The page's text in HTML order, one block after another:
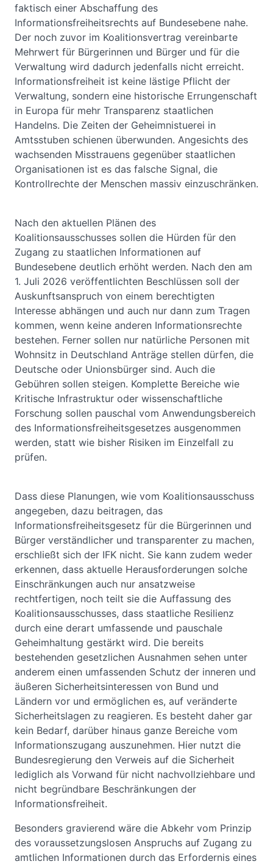
faktisch einer Abschaffung des
Informationsfreiheitsrechts auf Bundesebene nahe.
Der noch zuvor im Koalitionsvertrag vereinbarte
Mehrwert für Bürgerinnen und Bürger und für die
Verwaltung wird dadurch jedenfalls nicht erreicht.
Informationsfreiheit ist keine lästige Pflicht der
Verwaltung, sondern eine historische Errungenschaft
in Europa für mehr Transparenz staatlichen
Handelns. Die Zeiten der Geheimnistuerei in
Amtsstuben schienen überwunden. Angesichts des
wachsenden Misstrauens gegenüber staatlichen
Organisationen ist es das falsche Signal, die
Kontrollrechte der Menschen massiv einzuschränken.
Nach den aktuellen Plänen des
Koalitionsausschusses sollen die Hürden für den
Zugang zu staatlichen Informationen auf
Bundesebene deutlich erhöht werden. Nach den am
1. Juli 2026 veröffentlichten Beschlüssen soll der
Auskunftsanspruch von einem berechtigten
Interesse abhängen und auch nur dann zum Tragen
kommen, wenn keine anderen Informationsrechte
bestehen. Ferner sollen nur natürliche Personen mit
Wohnsitz in Deutschland Anträge stellen dürfen, die
Deutsche oder Unionsbürger sind. Auch die
Gebühren sollen steigen. Komplette Bereiche wie
Kritische Infrastruktur oder wissenschaftliche
Forschung sollen pauschal vom Anwendungsbereich
des Informationsfreiheitsgesetzes ausgenommen
werden, statt wie bisher Risiken im Einzelfall zu
prüfen.
Dass diese Planungen, wie vom Koalitionsausschuss
angegeben, dazu beitragen, das
Informationsfreiheitsgesetz für die Bürgerinnen und
Bürger verständlicher und transparenter zu machen,
erschließt sich der IFK nicht. Sie kann zudem weder
erkennen, dass aktuelle Herausforderungen solche
Einschränkungen auch nur ansatzweise
rechtfertigen, noch teilt sie die Auffassung des
Koalitionsausschusses, dass staatliche Resilienz
durch eine derart umfassende und pauschale
Geheimhaltung gestärkt wird. Die bereits
bestehenden gesetzlichen Ausnahmen sehen unter
anderem einen umfassenden Schutz der inneren und
äußeren Sicherheitsinteressen von Bund und
Ländern vor und ermöglichen es, auf veränderte
Sicherheitslagen zu reagieren. Es besteht daher gar
kein Bedarf, darüber hinaus ganze Bereiche vom
Informationszugang auszunehmen. Hier nutzt die
Bundesregierung den Verweis auf die Sicherheit
lediglich als Vorwand für nicht nachvollziehbare und
nicht begründbare Beschränkungen der
Informationsfreiheit.
Besonders gravierend wäre die Abkehr vom Prinzip
des voraussetzungslosen Anspruchs auf Zugang zu
amtlichen Informationen durch das Erfordernis eines